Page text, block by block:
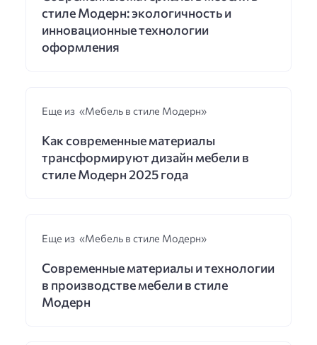
стиле Модерн: экологичность и
инновационные технологии
оформления
Еще из «Мебель в стиле Модерн»
Как современные материалы
трансформируют дизайн мебели в
стиле Модерн 2025 года
Еще из «Мебель в стиле Модерн»
Современные материалы и технологии
в производстве мебели в стиле
Модерн